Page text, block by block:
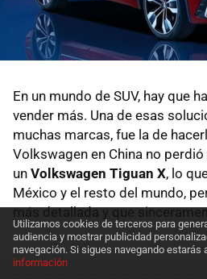
En un mundo de SUV, hay que
vender más. Una de esas
muchas marcas, fue la de
Volkswagen en China no
un Volkswagen Tiguan X, lo
México y el resto del mundo,
más detallada y que
Utilizamos cookies de terceros para
audiencia y mostrar publicidad
navegación. Si sigues navegando estarás
información